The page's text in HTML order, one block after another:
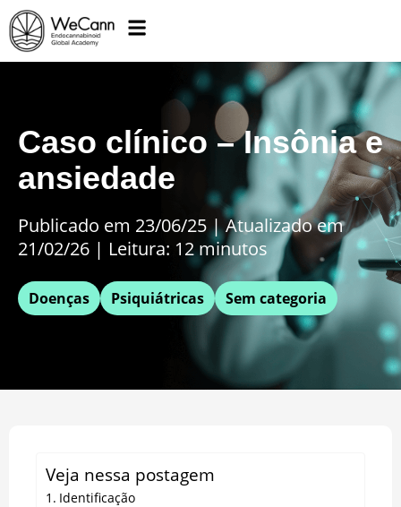
Caso clínico – Insônia e
ansiedade
Publicado em 23/06/25|Atualizado em
21/02/26 | Leitura: 12 minutos
Doenças Psiquiátricas Sem categoria
Veja nessa postagem
Identificação